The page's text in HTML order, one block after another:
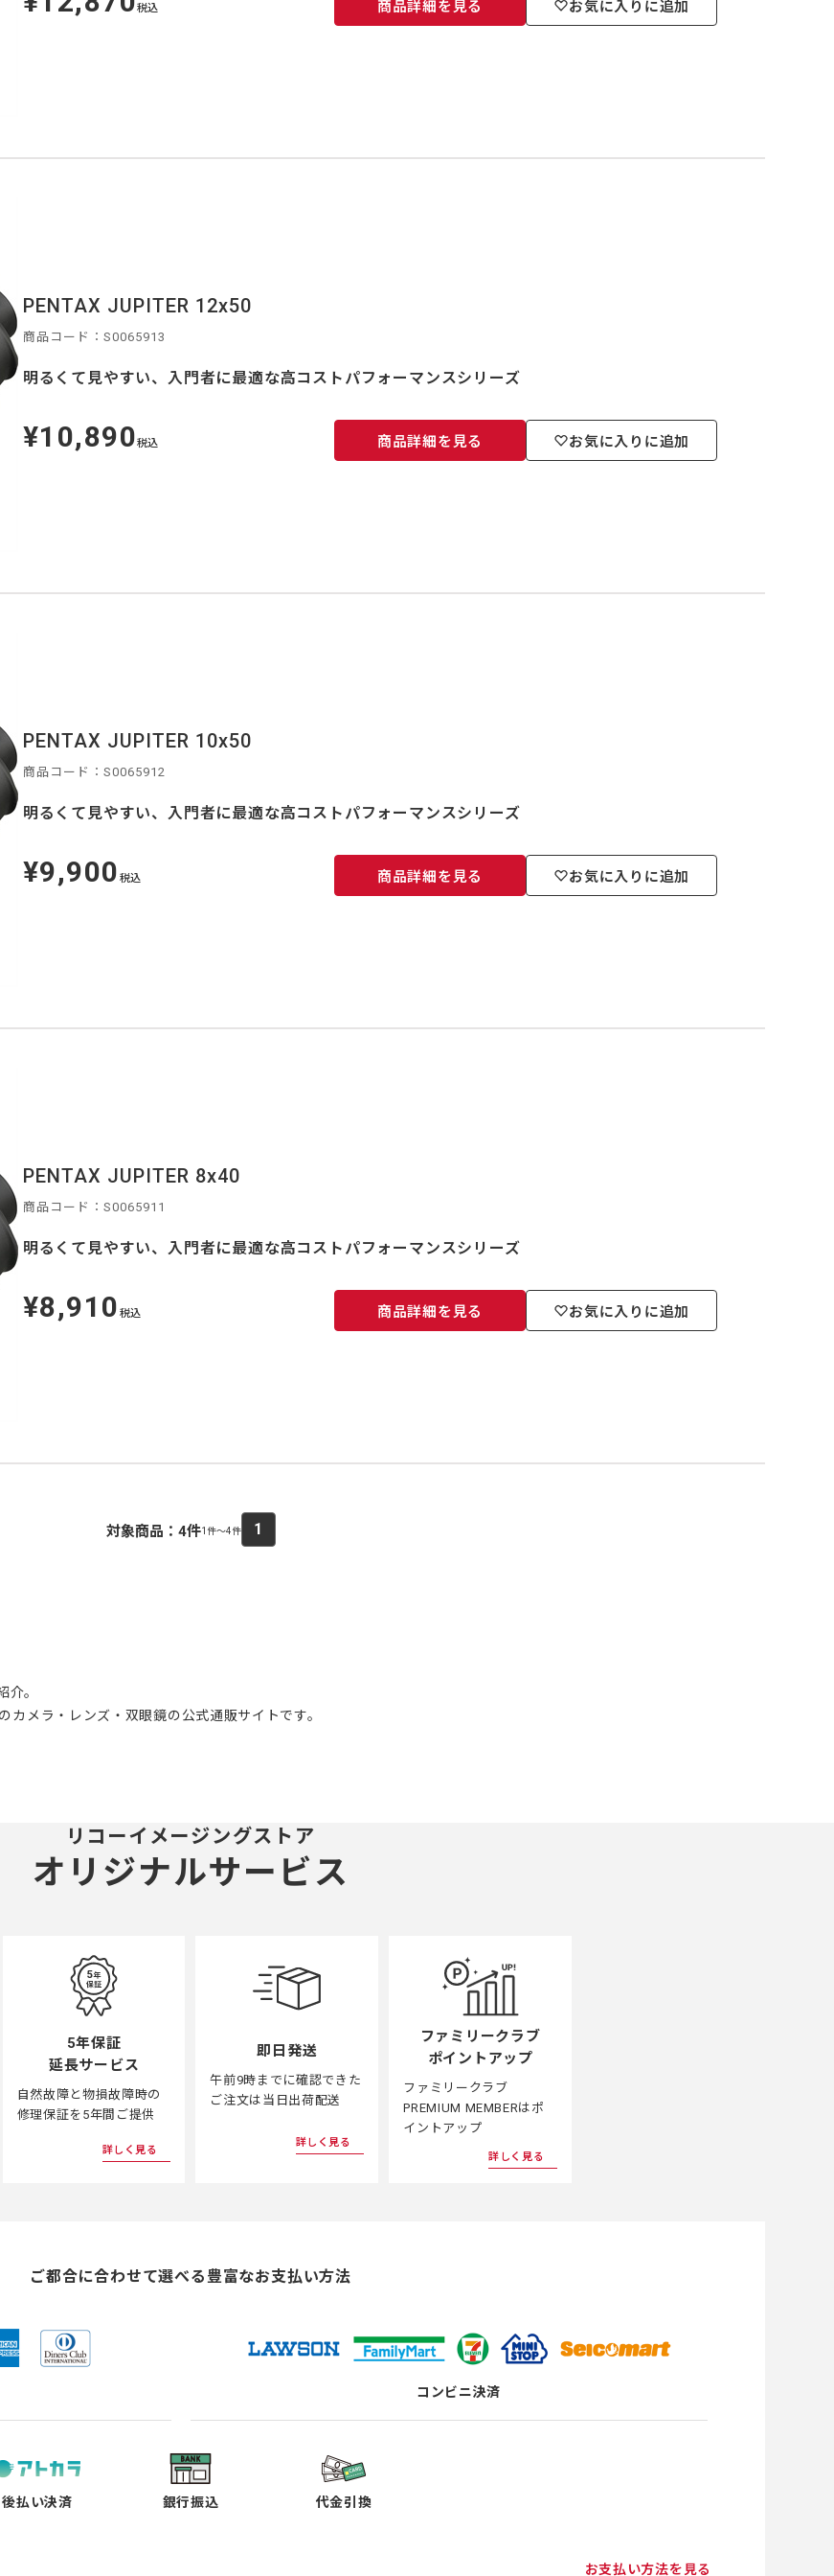
価
税込 商品詳細を見る お気に入りに追加
PENTAX JUPITER 12x50
商品コード：S0065913
明るくて見やすい、入門者に最適な高コストパフォーマンスシリーズ
定
価
¥10,890税込 商品詳細を見る お気に入りに追加
PENTAX JUPITER 10x50
商品コード：S0065912
明るくて見やすい、入門者に最適な高コストパフォーマンスシリーズ
定
価
¥9,900 税込 商品詳細を見る お気に入りに追加
PENTAX JUPITER 8x40
商品コード：S0065911
明るくて見やすい、入門者に最適な高コストパフォーマンスシリーズ
定
価
¥8,910 税込 商品詳細を見る お気に入りに追加
対象商品： 4件1件～4件 1
介。
カメラ・レンズ・双眼鏡の公式通販サイトです。
リコーイメージングストア
オリジナルサービス
5年保証
延長サービス
自然故障と物損故障時の
修理保証を5年間ご提供
詳しく見る
即日発送
午前9時までに確認できた
ご注文は当日出荷配送
詳しく見る
ファミリークラブ
ポイントアップ
ファミリークラブ
PREMIUM MEMBERはポ
イントアップ
詳しく見る
ご都合に合わせて選べる 豊富なお支払い方法
コンビニ決済
後払い決済 銀行振込 代金引換
お支払い方法を見る
し
タ
ブ
で
し
タ
ブ
で
し
タ
ブ
で
し
タ
ブ
で